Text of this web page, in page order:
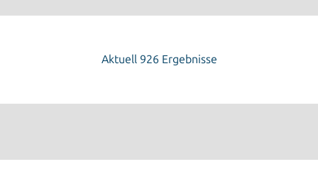
Aktuell 926 Ergebnisse